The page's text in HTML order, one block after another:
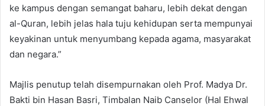
ke kampus dengan semangat baharu, lebih dekat dengan
al-Quran, lebih jelas hala tuju kehidupan serta mempunyai
keyakinan untuk menyumbang kepada agama, masyarakat
dan negara.”
Majlis penutup telah disempurnakan oleh Prof. Madya Dr.
Bakti bin Hasan Basri, Timbalan Naib Canselor (Hal Ehwal